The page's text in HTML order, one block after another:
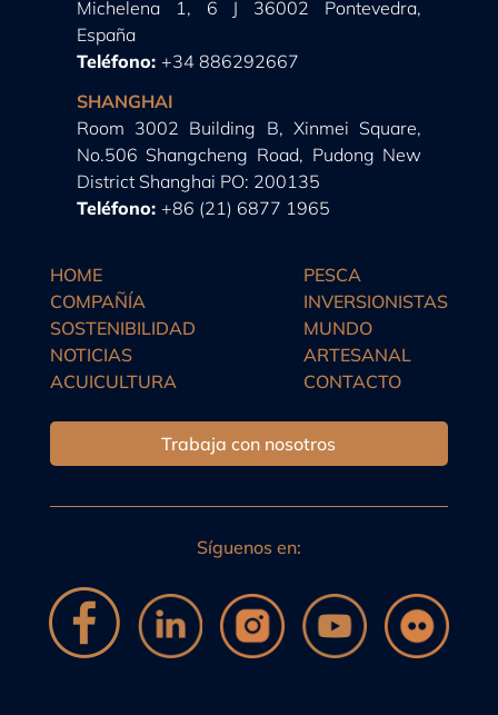
Michelena 1, 6 J 36002 Pontevedra,
España
Teléfono: +34 886292667
SHANGHAI
Room 3002 Building B, Xinmei Square,
No.506 Shangcheng Road, Pudong New
District Shanghai PO: 200135
Teléfono: +86 (21) 6877 1965
HOME
COMPAÑÍA
SOSTENIBILIDAD
NOTICIAS
ACUICULTURA
PESCA
INVERSIONISTAS
MUNDO
ARTESANAL
CONTACTO
Trabaja con nosotros
Síguenos en: